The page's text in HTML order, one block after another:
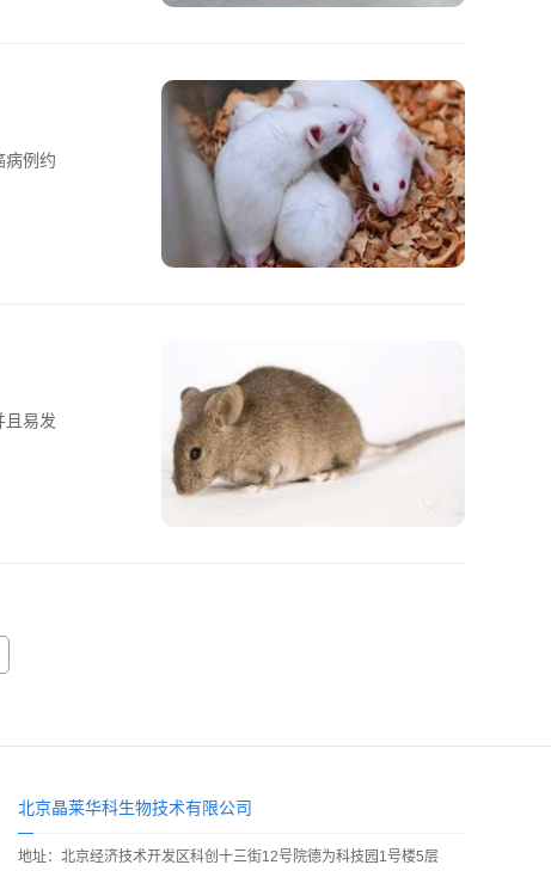
病例约
且易发
北京晶莱华科生物技术有限公司
地址：北京经济技术开发区科创十三街12号院德为科技园1号楼5层